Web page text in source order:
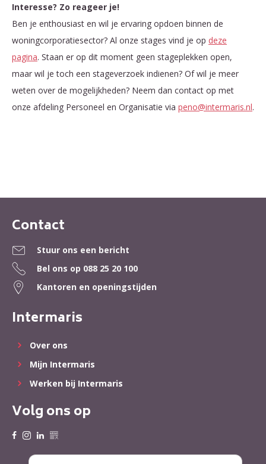
Interesse? Zo reageer je!
Ben je enthousiast en wil je ervaring opdoen binnen de
woningcorporatiesector? Al onze stages vind je op deze
pagina. Staan er op dit moment geen stageplekken open,
maar wil je toch een stageverzoek indienen? Of wil je meer
weten over de mogelijkheden? Neem dan contact op met
onze afdeling Personeel en Organisatie via peno@intermaris.nl.
Contactinformatie
Contact
Stuur ons een bericht
Bel ons op 088 25 20 100
Kantoren en openingstijden
Intermaris
Over ons
Mijn Intermaris
Werken bij Intermaris
Volg ons op